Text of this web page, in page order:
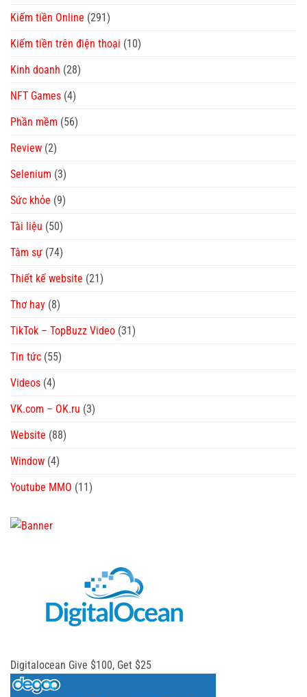
Kiếm tiền Online (291)
Kiếm tiền trên điện thoại (10)
Kinh doanh (28)
NFT Games (4)
Phần mềm (56)
Review (2)
Selenium (3)
Sức khỏe (9)
Tài liệu (50)
Tâm sự (74)
Thiết kế website (21)
Thơ hay (8)
TikTok – TopBuzz Video (31)
Tin tức (55)
Videos (4)
VK.com – OK.ru (3)
Website (88)
Window (4)
Youtube MMO (11)
Digitalocean Give $100, Get $25